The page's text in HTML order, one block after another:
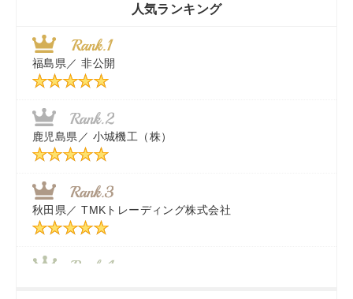
近江商事合同会社：「茨城中古農建機販売」
千葉県／ 株式会社テクノ・タカ
福岡県／株式会社カドワキ機械（旧ナカガワ農機商会）
東京都／
秋田県／ TMKトレーディング株式会社
人気ランキング
福島県／ 非公開
鹿児島県／ 小城機工（株）
秋田県／ TMKトレーディング株式会社